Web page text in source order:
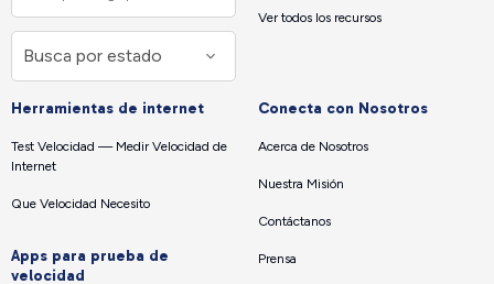
Ver todos los recursos
Herramientas de internet
Test Velocidad — Medir Velocidad de
Internet
Que Velocidad Necesito
Apps para prueba de
velocidad
Conecta con Nosotros
Acerca de Nosotros
Nuestra Misión
Contáctanos
Prensa